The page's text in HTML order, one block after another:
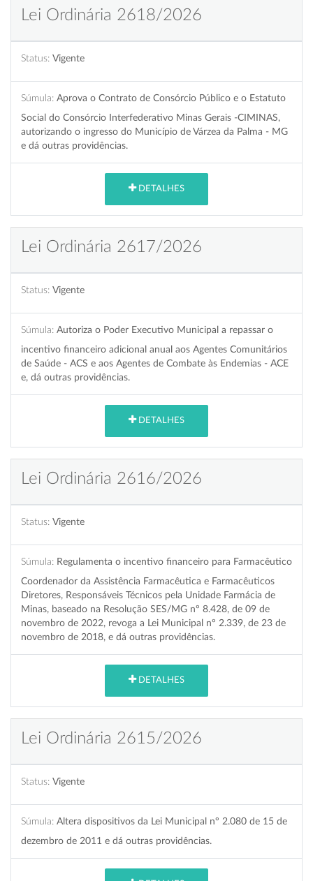
Lei Ordinária 2618/2026
Status: Vigente
Súmula: Aprova o Contrato de Consórcio Público e o Estatuto
Social do Consórcio Interfederativo Minas Gerais -CIMINAS,
autorizando o ingresso do Município de Várzea da Palma - MG
e dá outras providências.
DETALHES
Lei Ordinária 2617/2026
Status: Vigente
Súmula: Autoriza o Poder Executivo Municipal a repassar o
incentivo financeiro adicional anual aos Agentes Comunitários
de Saúde - ACS e aos Agentes de Combate às Endemias - ACE
e, dá outras providências.
DETALHES
Lei Ordinária 2616/2026
Status: Vigente
Súmula: Regulamenta o incentivo financeiro para Farmacêutico
Coordenador da Assistência Farmacêutica e Farmacêuticos
Diretores, Responsáveis Técnicos pela Unidade Farmácia de
Minas, baseado na Resolução SES/MG nº 8.428, de 09 de
novembro de 2022, revoga a Lei Municipal nº 2.339, de 23 de
novembro de 2018, e dá outras providências.
DETALHES
Lei Ordinária 2615/2026
Status: Vigente
Súmula: Altera dispositivos da Lei Municipal nº 2.080 de 15 de
dezembro de 2011 e dá outras providências.